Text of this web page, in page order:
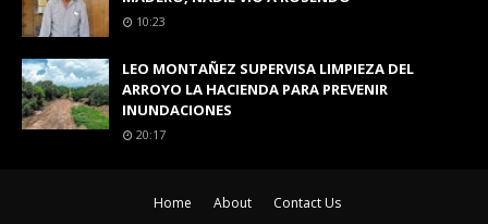
10:23
LEO MONTAÑEZ SUPERVISA LIMPIEZA DEL
ARROYO LA HACIENDA PARA PREVENIR
INUNDACIONES
20:17
Home About Contact Us